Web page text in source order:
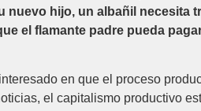
hijo, un albañil necesita
el flamante padre pueda
en que el proceso
el capitalismo productivo